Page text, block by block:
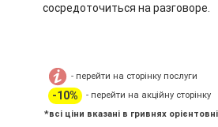
сосредоточиться на разговоре.
- перейти на сторінку послуги
-10%
- перейти на акційну сторінку
*всі ціни вказані в гривнях